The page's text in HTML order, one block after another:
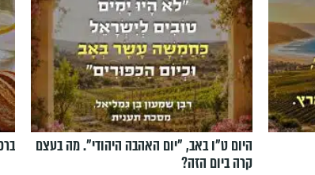
היום ט"ו באב, ”יום האהבה היהודי". מה בעצם
קרה ביום הזה?